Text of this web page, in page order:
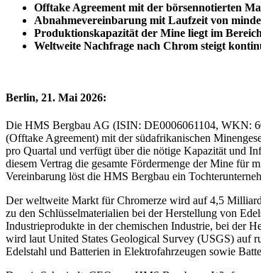
Offtake Agreement mit der börsennotierten
Abnahmevereinbarung mit Laufzeit von
Produktionskapazität der Mine liegt im
Weltweite Nachfrage nach Chrom steigt
Berlin, 21. Mai 2026:
Die HMS Bergbau AG (ISIN: DE0006061104, WKN:
(Offtake Agreement) mit der südafrikanischen
pro Quartal und verfügt über die nötige Kapazität und
diesem Vertrag die gesamte Fördermenge der Mine für
Vereinbarung löst die HMS Bergbau ein
Der weltweite Markt für Chromerze wird auf 4,5
zu den Schlüsselmaterialien bei der Herstellung von
Industrieprodukte in der chemischen Industrie, bei der
wird laut United States Geological Survey (USGS) auf
Edelstahl und Batterien in Elektrofahrzeugen sowie